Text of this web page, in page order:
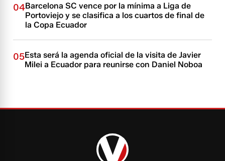
04Barcelona SC vence por la mínima a Liga de
Portoviejo y se clasifica a los cuartos de final de
la Copa Ecuador
05Esta será la agenda oficial de la visita de Javier
Milei a Ecuador para reunirse con Daniel Noboa